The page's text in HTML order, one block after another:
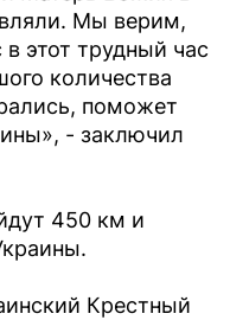
Мы верим,
в этот трудный час
количества
поможет
- заключил
450 км и
Крестный